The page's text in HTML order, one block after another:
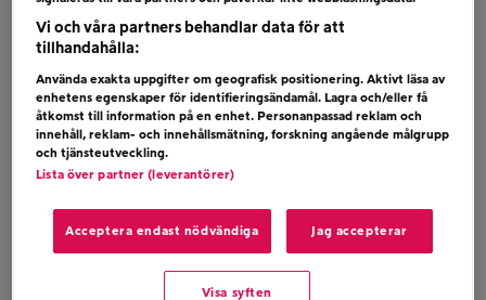
Vi och våra partners behandlar data för att
tillhandahålla:
Använda exakta uppgifter om geografisk positionering. Aktivt läsa av
enhetens egenskaper för identifieringsändamål. Lagra och/eller få
åtkomst till information på en enhet. Personanpassad reklam och
innehåll, reklam- och innehållsmätning, forskning angående målgrupp
och tjänsteutveckling.
Lista över partner (leverantörer)
Acceptera endast nödvändiga Jag accepterar
Visa syften